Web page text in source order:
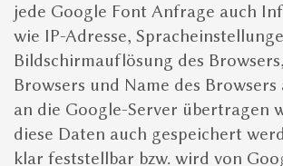
jede Google Font Anfrage auch
wie IP-Adresse,
Bildschirmauflösung des
Browsers und Name des
an die Google-Server übertragen
diese Daten auch gespeichert
klar feststellbar bzw. wird von